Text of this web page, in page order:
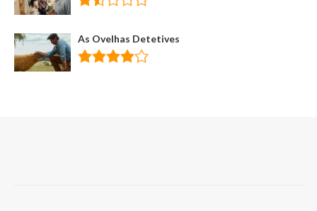
As Ovelhas Detetives